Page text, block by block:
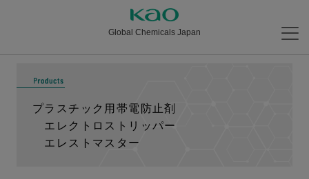
Global Chemicals Japan
プラスチック用帯電防止剤
エレクトロストリッパー
エレストマスター